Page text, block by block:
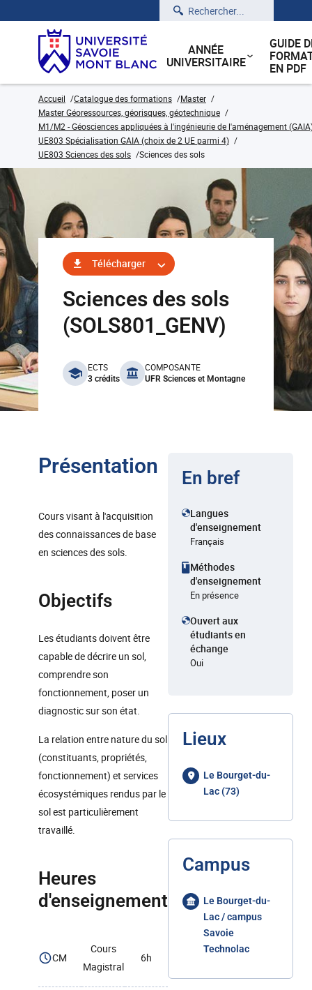
Rechercher
ANNÉE
UNIVERSITAIRE
GUIDE
EN PDF
Accueil Catalogue des formations
Master
Master Géoressources, géorisques, géotechnique
M1/M2 - Géosciences appliquées à l'ingénieurie de l'aménagement
UE803 Spécialisation GAIA (choix de 2 UE parmi 4)
UE803 Sciences des sols
Sciences des sols
Télécharger
Sciences des sols
(SOLS801_GENV)
benefits
ECTS
3 crédits
COMPOSANTE
UFR Sciences et Montagne
Présentation
Cours visant à l'acquisition
des connaissances de base
en sciences des sols.
Objectifs
Les étudiants doivent être
capable de décrire un sol,
comprendre son
fonctionnement, poser un
diagnostic sur son état.
La relation entre nature du sol
(constituants, propriétés,
fonctionnement) et services
écosystémiques rendus par le
sol est particulièrement
travaillé.
Heures
d'enseignement
CM
Cours
Magistral
6h
En bref
Langues
d'enseignement
Français
Méthodes
d'enseignement
En présence
Ouvert aux
étudiants en
échange
Oui
Lieux
Le Bourget-du-
Lac (73)
Campus
Le Bourget-du-
Lac / campus
Savoie
Technolac